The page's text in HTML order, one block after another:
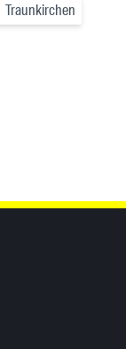
Traunkirchen